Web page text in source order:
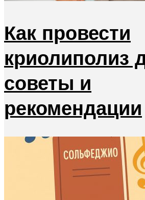
Как провести
криолиполиз
советы и
рекомендации